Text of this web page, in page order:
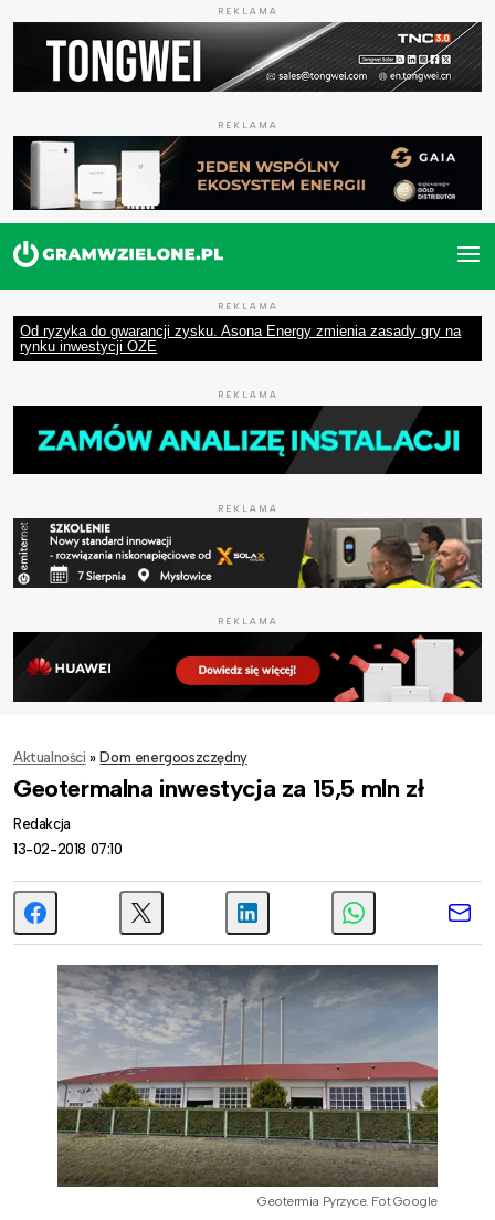
REKLAMA
REKLAMA
REKLAMA
Od ryzyka do gwarancji zysku. Asona Energy zmienia zasady gry na
rynku inwestycji OZE
REKLAMA
REKLAMA
REKLAMA
Aktualności » Dom energooszczędny
Geotermalna inwestycja za 15,5 mln zł
Redakcja
13-02-2018 07:10
Geotermia Pyrzyce. Fot Google